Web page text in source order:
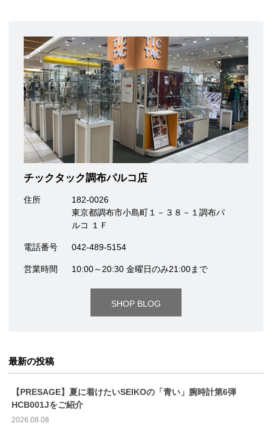
チックタック調布パルコ店
住所
182-0026
東京都調布市小島町１－３８－１調布パ
ルコ １Ｆ
電話番号 042-489-5154
営業時間 10:00～20:30 金曜日のみ21:00まで
SHOP BLOG
最新の投稿
【PRESAGE】夏に着けたいSEIKOの「青い」腕時計第6弾
HCB001Jをご紹介
2026.08.08